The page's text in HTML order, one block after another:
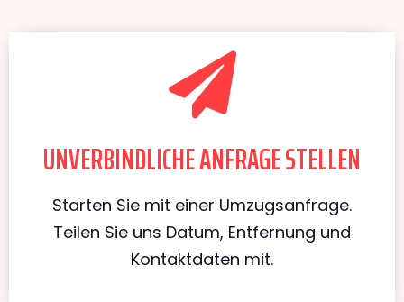
UNVERBINDLICHE ANFRAGE STELLEN
Starten Sie mit einer Umzugsanfrage.
Teilen Sie uns Datum, Entfernung und
Kontaktdaten mit.